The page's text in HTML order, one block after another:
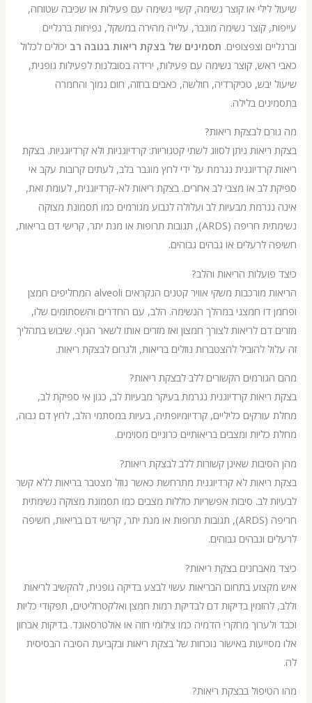
לילי או קוצר נשימה, קשיי נשימה עם פעילות או שכיבה שטוחה,
קוצר נשימה מוגבר, עלייה מהירה במשקל, נפיחות ברגליים
וצפצופים.תסמינים של בצקת ריאות בגובה רביכולים לכלול
קוצר נשימה עם פעילות, ירידה בסובלנות לפעילות גופנית,
יבש, טכיקרדיה, חולשה, כאבים בחזה, חום נמוך והחמרה
בלילה.
לבצקת ריאות?
ניתן לסווג לשתי קטגוריות: קרדיוגניות ולא קרדיוגניות. בצקת
נגרמת על ידי לחץ מוגבר בלב, לעתים קרובות עקב אי
לב או מצבי לב אחרים. בצקת ריאות לא-קרדיוגנית, לעומת זאת,
מבעיות לב ועלולה לנבוע מגורמים כמו תסמונת מצוקה
נשימתית חריפה (ARDS), תגובות תרופות או מנת יתר, קרישי דם בריאות,
לרעלים או גבהים גבוהים.
הריאות והלב?
הריאות מורכבות משקי אוויר קטנים הנקראים alveoli המחליפים חמצן
דו חמצני במהלך הנשימה. הלב, עם החדרים והשסתומים שלו,
לריאות לצורך חמצון ואז מזרים אותו לשאר הגוף. שיבוש בתהליך
להוביל להצטברות נוזלים בריאות, ולגרום לבצקת ריאות.
הקשורים ללב לבצקת ריאות?
קרדיוגנית נגרמת בעיקר מבעיות לב, כגון אי ספיקת לב,
כליליים, קרדיומיופתיה, בעיות במסתמי הלב, לחץ דם גבוה,
ומצבים בריאותיים כרוניים מסוימים.
שאינן קשורות ללב לבצקת ריאות?
לא קרדיוגנית מתרחשת כאשר נוזל מצטבר בריאות ללא קשר
לב. סיבות אפשריות כוללות מצבים כמו תסמונת מצוקה נשימתית
חריפה (ARDS), תגובות תרופות או מנת יתר, קרישי דם בריאות, חשיפה
וגבהים גבוהים.
בצקת ריאות?
בתחום הבריאות עשוי לבצע בדיקה גופנית, להקשיב לריאות
בדיקות דם לבדיקת רמות חמצן ואלקטרוליטים, תפקודי כליות
מחקרי הדמיה כמו צילומי חזה או אולטרסאונד. בדיקות אבחון
באישור נוכחות של בצקת ריאות ובקביעת הסיבה הבסיסית
בבצקת ריאות?